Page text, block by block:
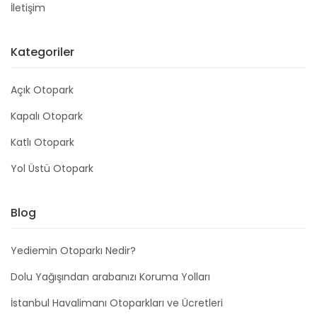
İletişim
Kategoriler
Açık Otopark
Kapalı Otopark
Katlı Otopark
Yol Üstü Otopark
Blog
Yediemin Otoparkı Nedir?
Dolu Yağışından arabanızı Koruma Yolları
İstanbul Havalimanı Otoparkları ve Ücretleri